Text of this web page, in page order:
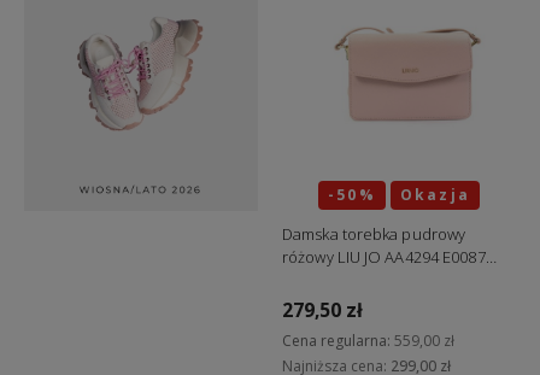
-50% Okazja
Damska torebka pudrowy
różowy LIU JO AA4294 E0087
279,50 zł
Cena regularna: 559,00 zł
Najniższa cena: 299,00 zł